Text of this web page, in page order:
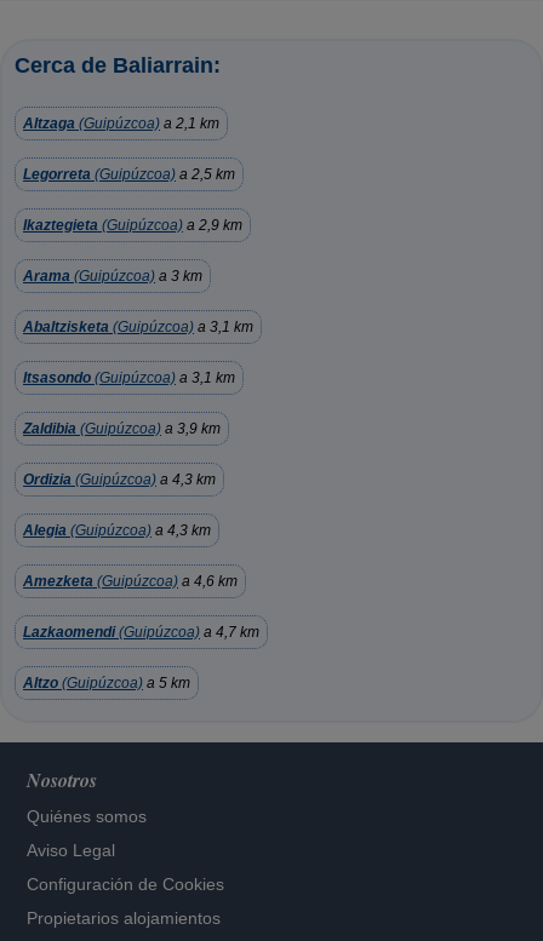
Cerca de Baliarrain:
Altzaga (Guipúzcoa) a 2,1 km
Legorreta (Guipúzcoa) a 2,5 km
Ikaztegieta (Guipúzcoa) a 2,9 km
Arama (Guipúzcoa) a 3 km
Abaltzisketa (Guipúzcoa) a 3,1 km
Itsasondo (Guipúzcoa) a 3,1 km
Zaldibia (Guipúzcoa) a 3,9 km
Ordizia (Guipúzcoa) a 4,3 km
Alegia (Guipúzcoa) a 4,3 km
Amezketa (Guipúzcoa) a 4,6 km
Lazkaomendi(Guipúzcoa) a 4,7 km
Altzo (Guipúzcoa) a 5 km
Nosotros
Quiénes somos
Aviso Legal
Configuración de Cookies
Propietarios alojamientos